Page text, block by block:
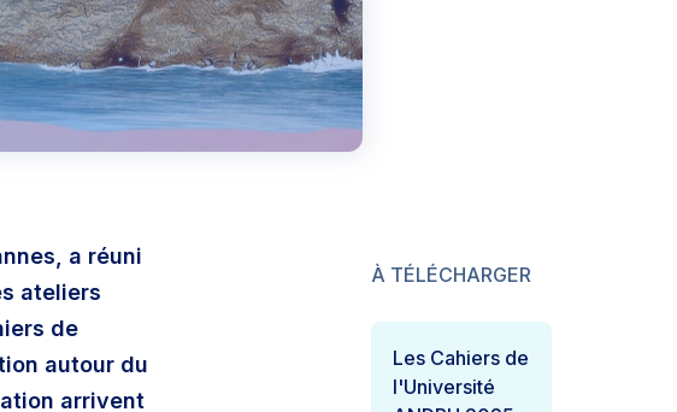
a réuni
ateliers
de
autour du
arrivent
À TÉLÉCHARGER
Les Cahiers de
l'Université